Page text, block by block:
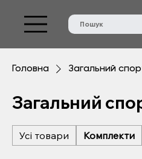
Головна Загальний
Загальний
Усі товари Комплекти